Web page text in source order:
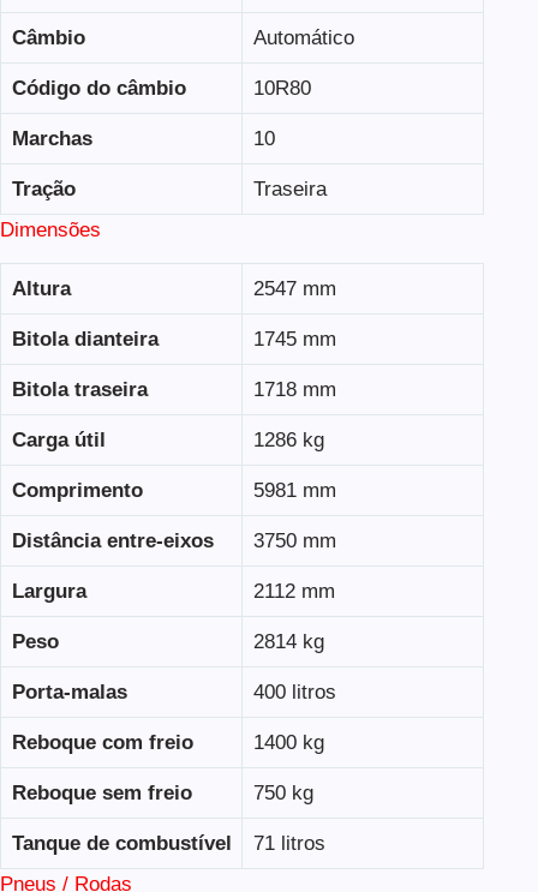
Câmbio Automático
Código do câmbio 10R80
Marchas 10
Tração
Traseira
Dimensões
Altura 2547 mm
Bitola dianteira 1745 mm
Bitola traseira 1718 mm
Carga útil 1286 kg
Comprimento 5981 mm
Distância entre-eixos 3750 mm
Largura 2112 mm
Peso 2814 kg
Porta-malas 400 litros
Reboque com freio 1400 kg
Reboque sem freio 750 kg
Tanque de combustível
71 litros
Pneus / Rodas